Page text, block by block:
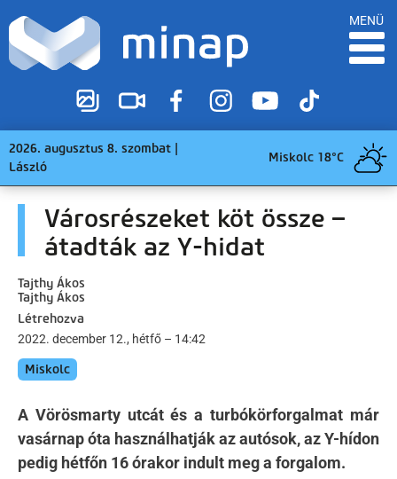
MENÜ
2026. augusztus 8. szombat |
László
Miskolc 18°C
Városrészeket köt össze –
átadták az Y-hidat
Tajthy Ákos
Tajthy Ákos
Létrehozva
2022. december 12., hétfő – 14:42
Miskolc
A Vörösmarty utcát és a turbókörforgalmat már
vasárnap óta használhatják az autósok, az Y-hídon
pedig hétfőn 16 órakor indult meg a forgalom.